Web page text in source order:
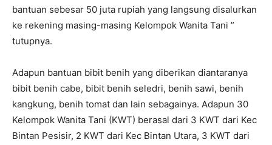
bantuan sebesar 50 juta rupiah yang langsung disalurkan
ke rekening masing-masing Kelompok Wanita Tani ”
tutupnya.
Adapun bantuan bibit benih yang diberikan diantaranya
bibit benih cabe, bibit benih seledri, benih sawi, benih
kangkung, benih tomat dan lain sebagainya. Adapun 30
Kelompok Wanita Tani (KWT) berasal dari 3 KWT dari Kec
Bintan Pesisir, 2 KWT dari Kec Bintan Utara, 3 KWT dari